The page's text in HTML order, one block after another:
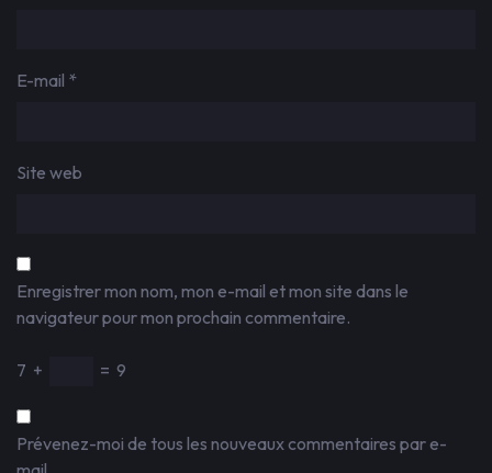
E-mail *
Site web
Enregistrer mon nom, mon e-mail et mon site dans le
navigateur pour mon prochain commentaire.
7 + = 9
Prévenez-moi de tous les nouveaux commentaires par e-